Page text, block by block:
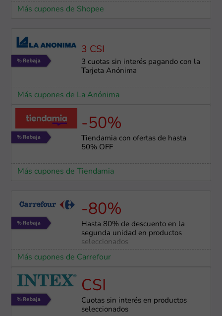
Más cupones de Shopee
3 CSI
3 cuotas sin interés pagando con la
Tarjeta Anónima
Más cupones de La Anónima
-50%
Tiendamia con ofertas de hasta
50% OFF
Más cupones de Tiendamia
-80%
Hasta 80% de descuento en la
segunda unidad en productos
seleccionados
Más cupones de Carrefour
CSI
Cuotas sin interés en productos
seleccionados